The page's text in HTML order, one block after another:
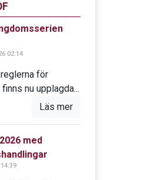
02:14
för
nu upplagda...
Läs mer
med